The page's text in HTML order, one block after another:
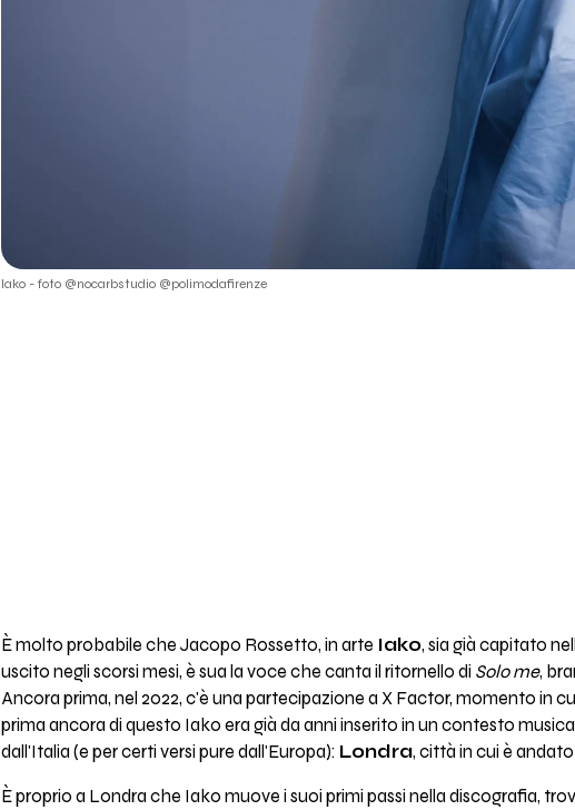
Iako - foto @nocarbstudio @polimodafirenze
È molto probabile che Jacopo Rossetto, in arte Iako, sia già capitato
uscito negli scorsi mesi, è sua la voce che canta il ritornello di Solo me,
Ancora prima, nel 2022, c'è una partecipazione a X Factor, momento in
prima ancora di questo Iako era già da anni inserito in un contesto
dall'Italia (e per certi versi pure dall'Europa): Londra, città in cui è
È proprio a Londra che Iako muove i suoi primi passi nella discografia,